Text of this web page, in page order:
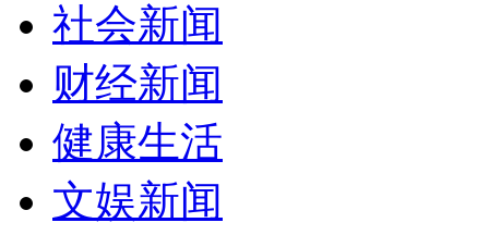
社会新闻
财经新闻
健康生活
文娱新闻